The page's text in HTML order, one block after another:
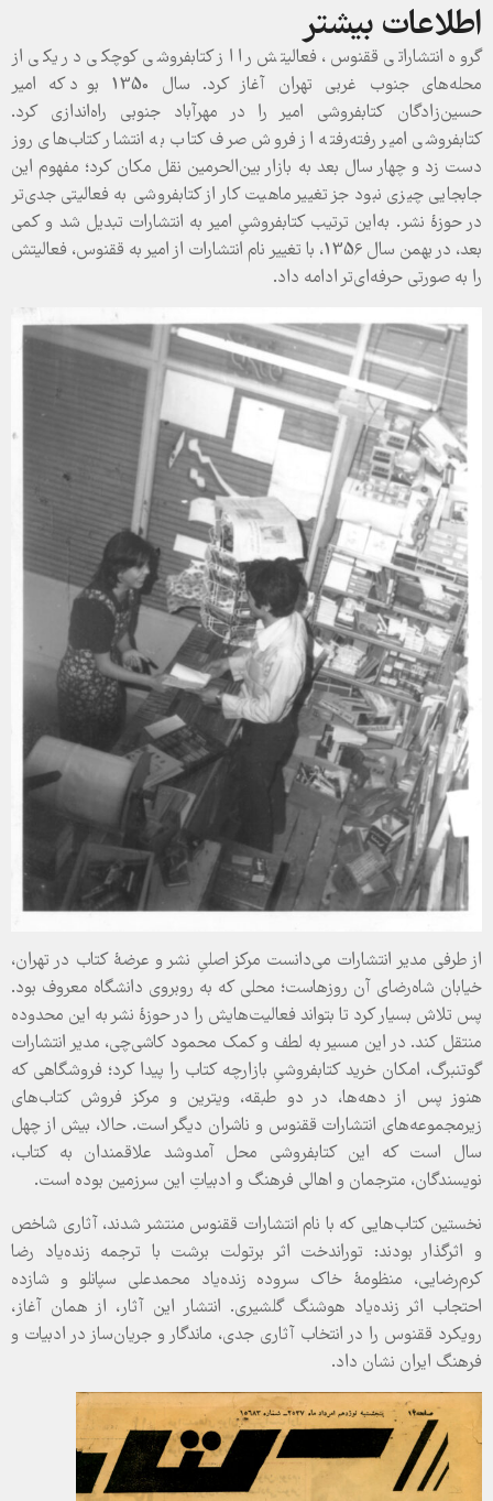
اطلاعات بیشتر
گروه انتشاراتی ققنوس، فعالیتش را از کتابفروشی کوچکی در یکی از
محله‌های جنوب غربی تهران آغاز کرد. سال 1350 بود که امیر
حسین‌زادگان کتابفروشی امیر را در مهرآباد جنوبی راه‌اندازی کرد.
کتابفروشی امیر رفته‌رفته از فروش صرف کتاب به انتشار کتاب‌های روز
دست زد و چهار سال بعد به بازار بین‌الحرمین نقل مکان کرد؛ مفهوم این
جابجایی چیزی نبود جز تغییر ماهیت کار از کتابفروشی به فعالیتی جدی‌تر
در حوزۀ نشر. به‌این ترتیب کتابفروشیِ امیر به انتشارات تبدیل شد و کمی
بعد، در بهمن سال 1356، با تغییر نام انتشارات از امیر به ققنوس، فعالیتش
را به صورتی حرفه‌ای‌تر ادامه داد.
از طرفی مدیر انتشارات می‌دانست مرکز اصلیِ نشر و عرضۀ کتاب در تهران،
خیابان شاه‌رضای آن روزهاست؛ محلی که به روبروی دانشگاه معروف بود.
پس تلاش‌ بسیار کرد تا بتواند فعالیت‌هایش را در حوزۀ نشر به این محدوده
منتقل کند. در این مسیر به لطف و کمک محمود کاشی‌چی، مدیر انتشارات
گوتنبرگ، امکان خرید کتابفروشیِ بازارچه کتاب را پیدا کرد؛ فروشگاهی که
هنوز پس از دهه‌ها، در دو طبقه، ویترین و مرکز فروش کتاب‌های
زیرمجموعه‌های انتشارات ققنوس و ناشران دیگر است. حالا، بیش از چهل
سال است که این کتابفروشی محل آمدوشد علاقمندان به کتاب،
نویسندگان، مترجمان و اهالی فرهنگ و ادبیاتِ این سرزمین بوده است.
نخستین کتاب‌هایی که با نام انتشارات ققنوس منتشر شدند، آثاری شاخص
و اثرگذار بودند: توراندخت اثر برتولت برشت با ترجمه زنده‌یاد رضا
کرم‌رضایی، منظومۀ خاک سروده زنده‌یاد محمدعلی سپانلو و شازده
احتجاب اثر زنده‌یاد هوشنگ گلشیری. انتشار این آثار، از همان آغاز،
رویکرد ققنوس را در انتخاب آثاری جدی، ماندگار و جریان‌ساز در ادبیات و
فرهنگ ایران نشان داد.